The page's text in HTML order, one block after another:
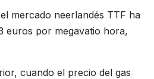
mercado neerlandés TTF ha
euros por megavatio hora,
cuando el precio del gas